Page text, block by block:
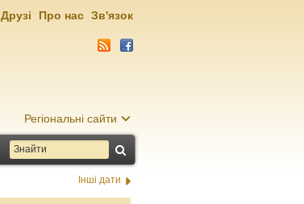
Регіональні сайти
Друзі Про нас Зв'язок
Інші дати